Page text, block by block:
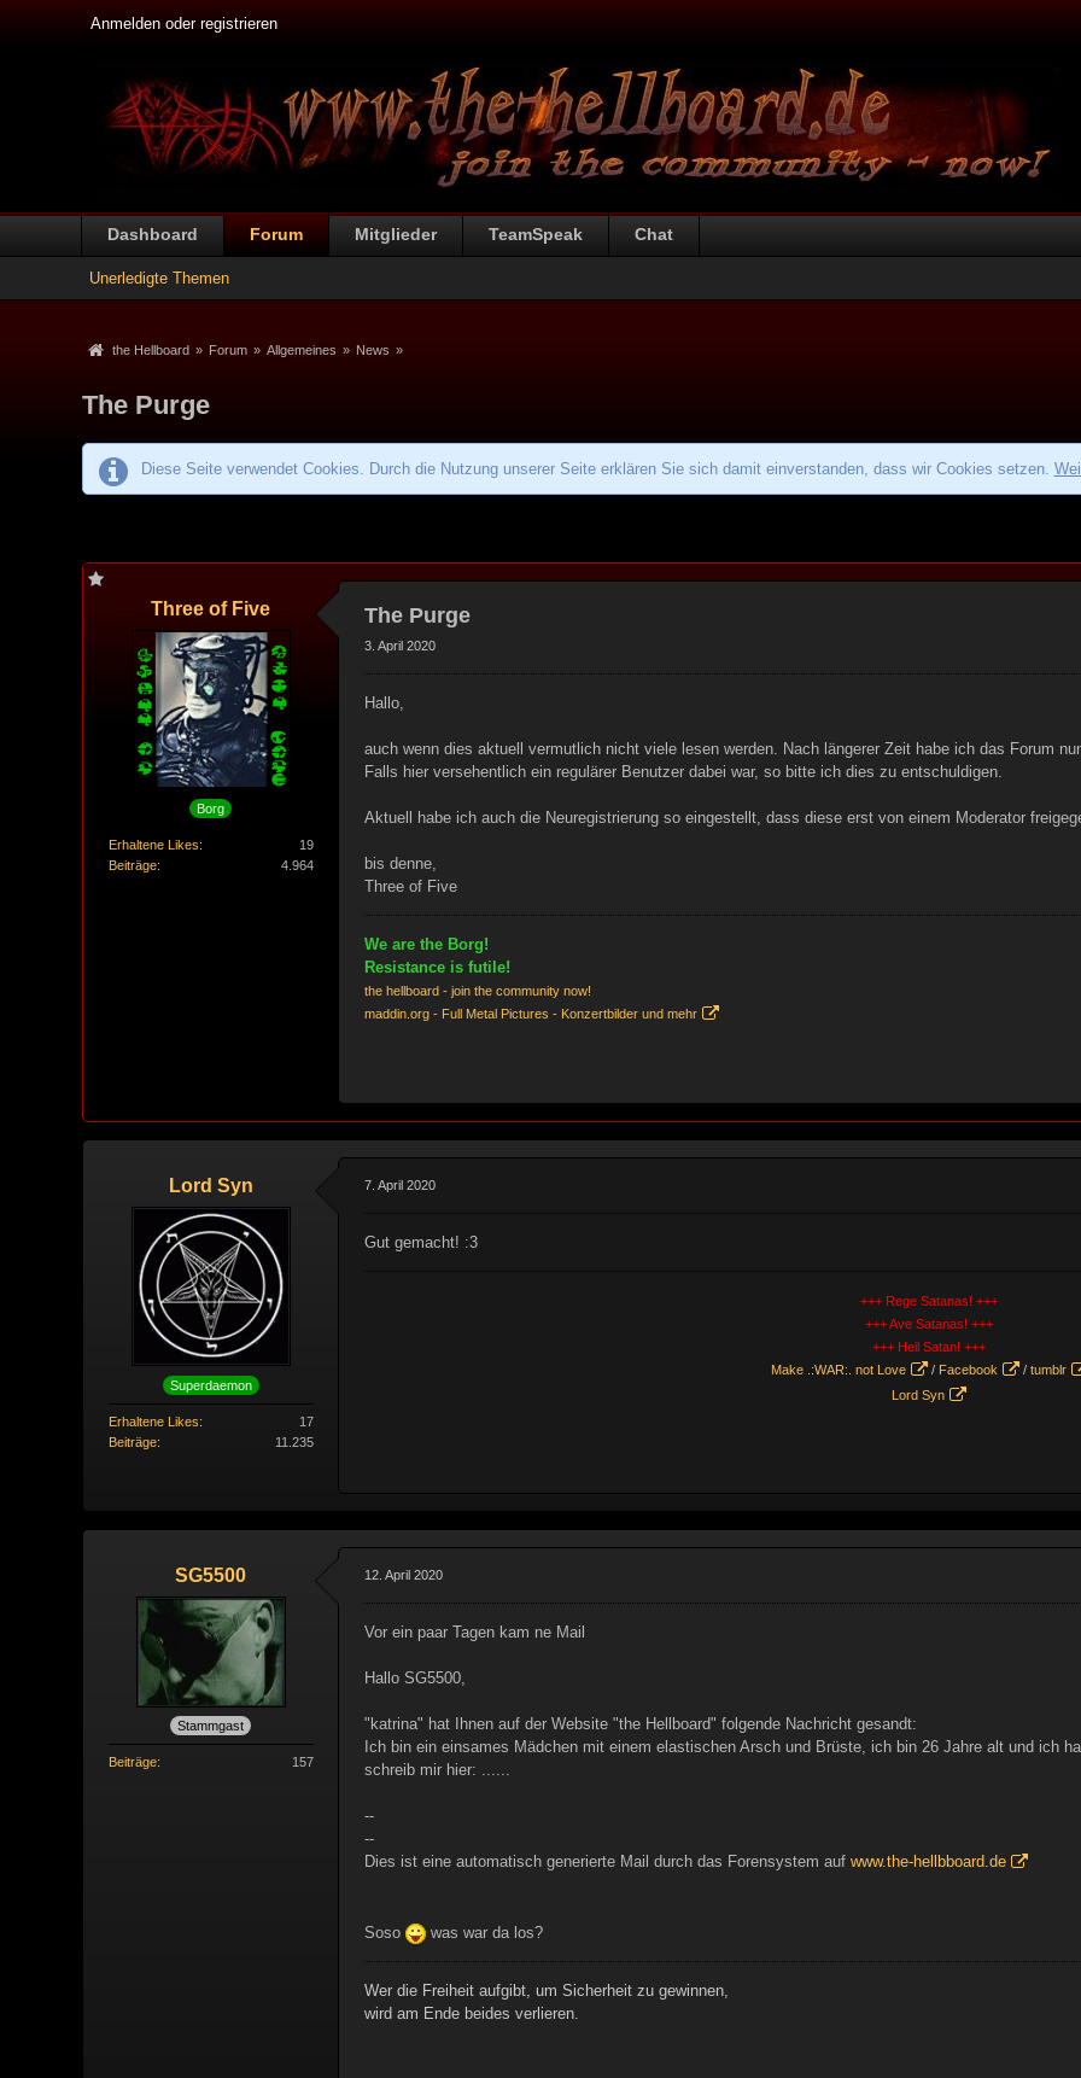
Anmelden oder registrieren
Dashboard Forum Mitglieder TeamSpeak Chat
Unerledigte Themen
the Hellboard » Forum » Allgemeines » News »
The Purge
Diese Seite verwendet Cookies. Durch die Nutzung unserer Seite erklären Sie sich damit einverstanden, dass wir Cookies setzen.
Three of Five
Borg
Erhaltene Likes
19
Beiträge
4.964
The Purge
3. April 2020
Hallo,
auch wenn dies aktuell vermutlich nicht viele lesen werden. Nach längerer Zeit habe ich das Forum
Falls hier versehentlich ein regulärer Benutzer dabei war, so bitte ich dies zu entschuldigen.
Aktuell habe ich auch die Neuregistrierung so eingestellt, dass diese erst von einem Moderator
bis denne,
Three of Five
We are the Borg!
Resistance is futile!
the hellboard - join the community now!
maddin.org - Full Metal Pictures - Konzertbilder und mehr
Lord Syn
Superdaemon
Erhaltene Likes
17
Beiträge
11.235
7. April 2020
Gut gemacht! :3
+++ Rege Satanas! +++
+++ Ave Satanas! +++
+++ Heil Satan! +++
Make .:WAR:. not Love
/Facebook / tumblr
Lord Syn
SG5500
Stammgast
Beiträge 157
12. April 2020
Vor ein paar Tagen kam ne Mail
Hallo SG5500,
"katrina" hat Ihnen auf der Website "the Hellboard" folgende Nachricht gesandt:
Ich bin ein einsames Mädchen mit einem elastischen Arsch und Brüste, ich bin 26 Jahre alt und ich
schreib mir hier: ......
--
--
Dies ist eine automatisch generierte Mail durch das Forensystem auf www.the-hellbboard.de
Soso was war da los?
Wer die Freiheit aufgibt, um Sicherheit zu gewinnen,
wird am Ende beides verlieren.